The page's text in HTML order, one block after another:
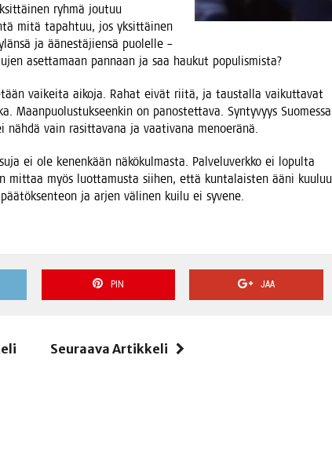
ryh­mä jou­tuu
mitä tapah­tuu, jos yksit­täi­nen
ja äänes­tä­jien­sä puo­lel­le –
aset­ta­maan pan­naan ja saa hau­kut populismista?
vai­kei­ta aiko­ja. Rahat eivät rii­tä, ja taus­tal­la vai­kut­ta­vat
on panos­tet­ta­va. Syn­ty­vyys Suo­mes­sa
näh­dä vain rasit­ta­va­na ja vaa­ti­va­na menoeränä.
ei ole kenen­kään näkö­kul­mas­ta. Pal­ve­lu­verk­ko ei lopul­ta
mit­taa myös luot­ta­mus­ta sii­hen, että kun­ta­lais­ten ääni kuu­luu
ja arjen väli­nen kui­lu ei syvene.
PIN JAA
Seuraava Artikkeli